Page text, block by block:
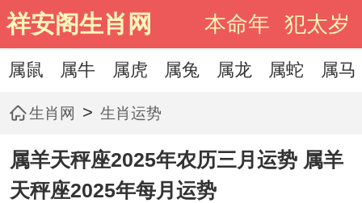
祥安阁生肖网 本命年 犯太岁
属鼠 属牛 属虎 属兔 属龙 属蛇 属马
生肖网 > 生肖运势
属羊天秤座2025年农历三月运势 属羊
天秤座2025年每月运势